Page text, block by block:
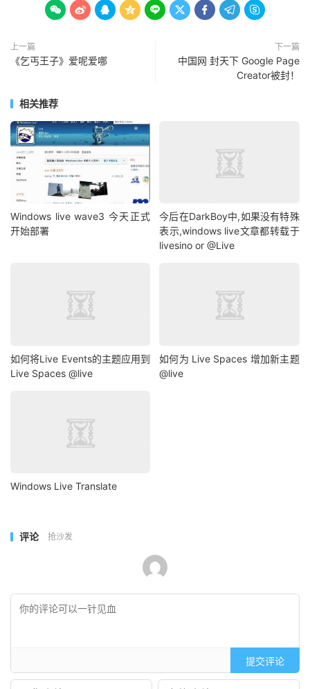
        
上一篇
《乞丐王子》爱呢爱哪
下一篇
中国网 封天下 Google Page
Creator被封！
相关推荐
Windows live wave3 今天正式
开始部署
今后在DarkBoy中,如果没有特殊
表示,windows live文章都转载于
livesino or @Live
如何将Live Events的主题应用到
Live Spaces @live
如何为 Live Spaces 增加新主题
@live
Windows Live Translate
评论 抢沙发
提交评论